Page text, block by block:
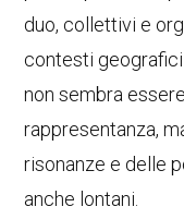
duo, collettivi e
contesti
non sembra
rappresentanza,
risonanze e delle
anche lontani.